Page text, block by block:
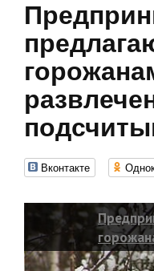
Вконтакте